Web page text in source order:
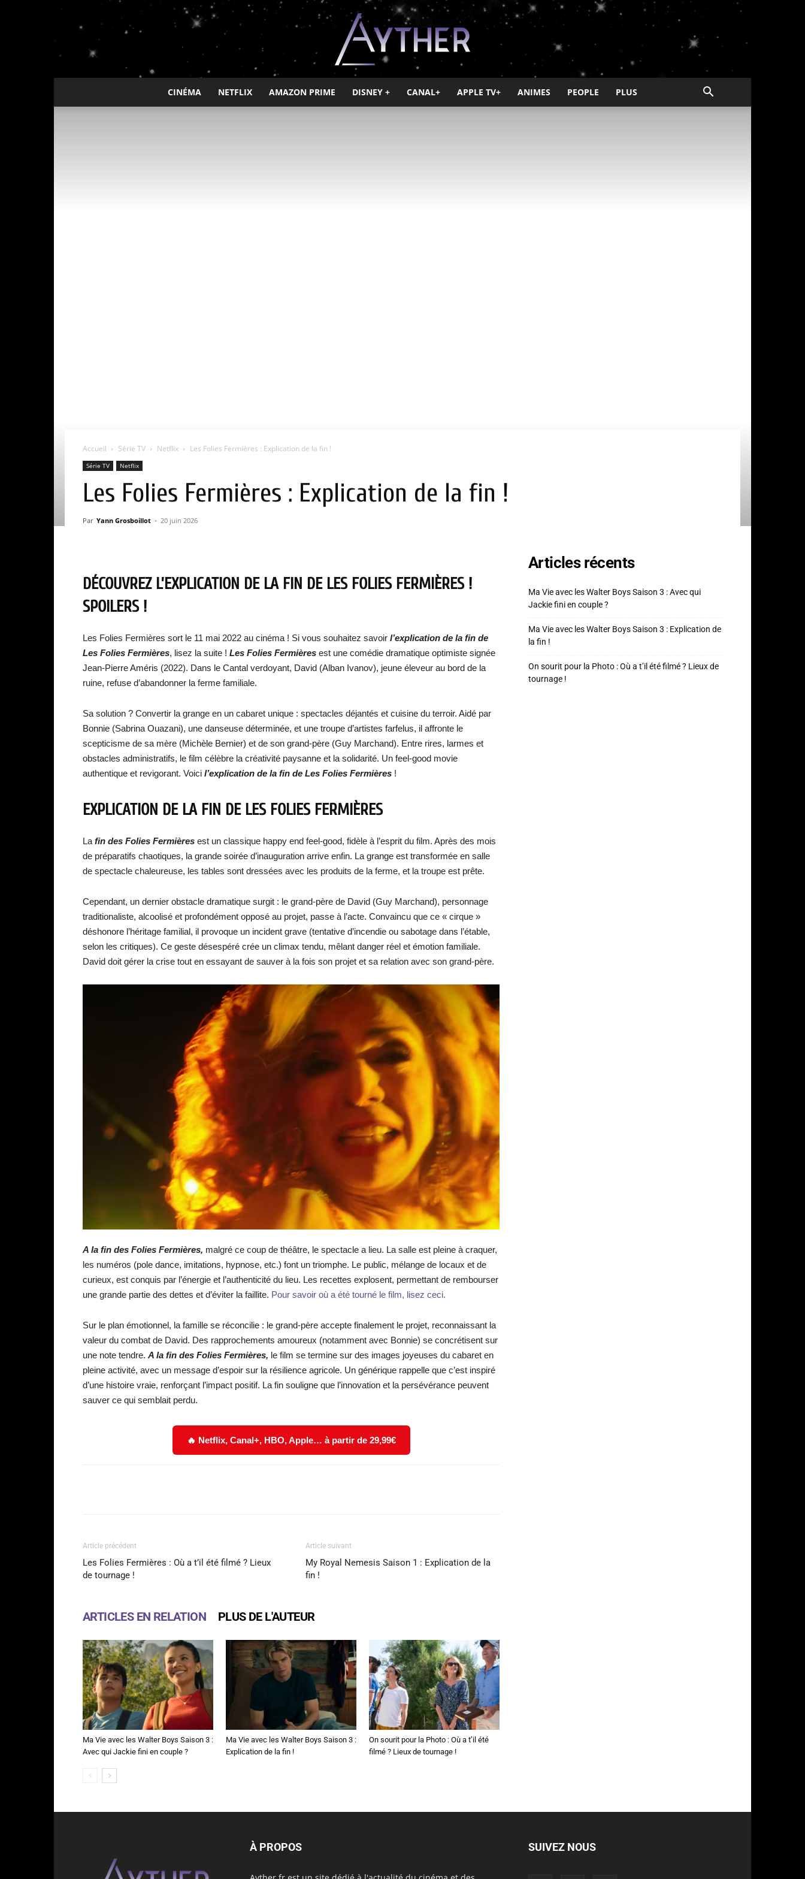
Ayther
CINÉMA NETFLIX AMAZON PRIME DISNEY + CANAL+ APPLE TV+ ANIMES PEOPLE PLUS
Accueil Série TV Netflix Les Folies Fermières : Explication de la fin !
Série TV Netflix
Les Folies Fermières : Explication de la fin !
Par Yann Grosboillot - 20 juin 2026
DÉCOUVREZ L’EXPLICATION DE LA FIN DE LES FOLIES FERMIÈRES !
SPOILERS !
Les Folies Fermières sort le 11 mai 2022 au cinéma ! Si vous souhaitez savoir l’explication de la fin de
Les Folies Fermières, lisez la suite ! Les Folies Fermières est une comédie dramatique optimiste signée
Jean-Pierre Améris (2022). Dans le Cantal verdoyant, David (Alban Ivanov), jeune éleveur au bord de la
ruine, refuse d’abandonner la ferme familiale.
Sa solution ? Convertir la grange en un cabaret unique : spectacles déjantés et cuisine du terroir. Aidé par
Bonnie (Sabrina Ouazani), une danseuse déterminée, et une troupe d’artistes farfelus, il affronte le
scepticisme de sa mère (Michèle Bernier) et de son grand-père (Guy Marchand). Entre rires, larmes et
obstacles administratifs, le film célèbre la créativité paysanne et la solidarité. Un feel-good movie
authentique et revigorant. Voici l’explication de la fin de Les Folies Fermières !
EXPLICATION DE LA FIN DE LES FOLIES FERMIÈRES
La fin des Folies Fermières est un classique happy end feel-good, fidèle à l’esprit du film. Après des mois
de préparatifs chaotiques, la grande soirée d’inauguration arrive enfin. La grange est transformée en salle
de spectacle chaleureuse, les tables sont dressées avec les produits de la ferme, et la troupe est prête.
Cependant, un dernier obstacle dramatique surgit : le grand-père de David (Guy Marchand), personnage
traditionaliste, alcoolisé et profondément opposé au projet, passe à l’acte. Convaincu que ce « cirque »
déshonore l’héritage familial, il provoque un incident grave (tentative d’incendie ou sabotage dans l’étable,
selon les critiques). Ce geste désespéré crée un climax tendu, mêlant danger réel et émotion familiale.
David doit gérer la crise tout en essayant de sauver à la fois son projet et sa relation avec son grand-père.
A la fin des Folies Fermières, malgré ce coup de théâtre, le spectacle a lieu. La salle est pleine à craquer,
les numéros (pole dance, imitations, hypnose, etc.) font un triomphe. Le public, mélange de locaux et de
curieux, est conquis par l’énergie et l’authenticité du lieu. Les recettes explosent, permettant de rembourser
une grande partie des dettes et d’éviter la faillite. Pour savoir où a été tourné le film, lisez ceci.
Sur le plan émotionnel, la famille se réconcilie : le grand-père accepte finalement le projet, reconnaissant la
valeur du combat de David. Des rapprochements amoureux (notamment avec Bonnie) se concrétisent sur
une note tendre. A la fin des Folies Fermières, le film se termine sur des images joyeuses du cabaret en
pleine activité, avec un message d’espoir sur la résilience agricole. Un générique rappelle que c’est inspiré
d’une histoire vraie, renforçant l’impact positif. La fin souligne que l’innovation et la persévérance peuvent
sauver ce qui semblait perdu.
🔥 Netflix, Canal+, HBO, Apple… à partir de 29,99€
Article précédent
Les Folies Fermières : Où a t’il été filmé ? Lieux
de tournage !
Article suivant
My Royal Nemesis Saison 1 : Explication de la
fin !
ARTICLES EN RELATION PLUS DE L'AUTEUR
Ma Vie avec les Walter Boys Saison 3 :
Avec qui Jackie fini en couple ?
Ma Vie avec les Walter Boys Saison 3 :
Explication de la fin !
On sourit pour la Photo : Où a t’il été
filmé ? Lieux de tournage !
Articles récents
Ma Vie avec les Walter Boys Saison 3 : Avec qui
Jackie fini en couple ?
Ma Vie avec les Walter Boys Saison 3 : Explication de
la fin !
On sourit pour la Photo : Où a t’il été filmé ? Lieux de
tournage !
À PROPOS SUIVEZ NOUS